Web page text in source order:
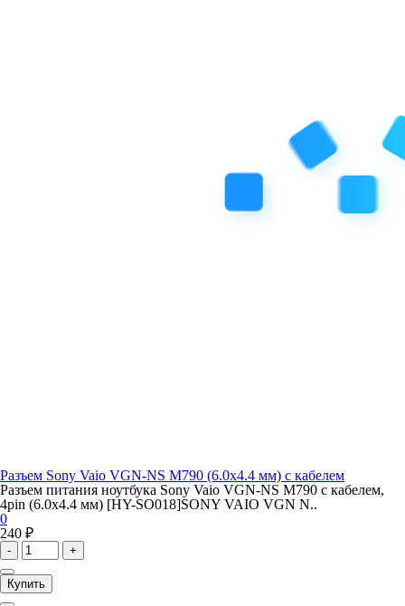
Разъем Sony Vaio VGN-NS M790 (6.0x4.4 мм) с кабелем
Разъем питания ноутбука Sony Vaio VGN-NS M790 с кабелем,
4pin (6.0x4.4 мм) [HY-SO018]SONY VAIO VGN N..
0
240 ₽
- +
Купить